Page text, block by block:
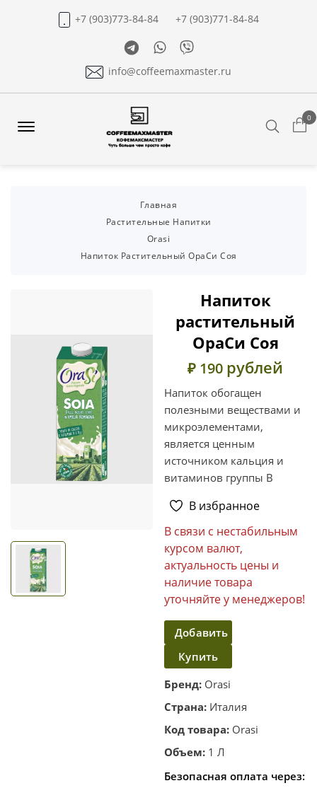
+7 (903)773-84-84
+7 (903)771-84-84
TelegramWhatsapp
Viber
info@coffeemaxmaster.ru
0
Главная
Растительные Напитки
Orasi
Напиток Растительный ОраСи Соя
Напиток
растительный
ОраСи Соя
₽ 190 рублей
Напиток обогащен
полезными веществами и
микроэлементами,
является ценным
источником кальция и
витаминов группы B
В избранное
В связи с нестабильным
курсом валют,
актуальность цены и
наличие товара
уточняйте у менеджеров!
Добавить
в
корзину
Купить
в один
клик
Бренд: Orasi
Страна: Италия
Код товара: Orasi
Объем: 1 Л
Безопасная оплата через: